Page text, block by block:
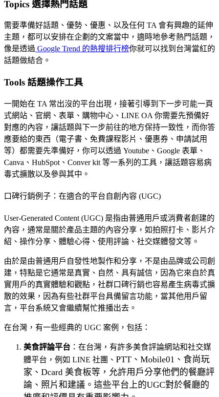
Topics 選擇熱門話題
需要準備好話題、優勢、優惠、以及任何 TA 會有興趣的延伸
主題，都可以安排在企劃的文案當中，適時地參考熱門話題，
像是透過 Google Trend 的熱搜排行榜你就可以找到台灣當紅的
話題做結合。
Tools 話題操作工具
一開始在 TA 常出沒的平台出現，接著引導到下一步可能一頁
式網站、官網、表單、購物中心、LINE OA 你需要先預備好
對應的內容，讓話題與下一步前往的地方保持一致性，而你答
應要給的東西（電子書、免費課程影片、優惠券、申請試用
等）都需要先準備好，你可以透過 Youtube、Google 表單、
Canva、HubSpot、Conver kit 等一系列的工具，讓話題容易病
毒式擴散以及參與其中。
口碑行銷例子：在適合的平台自創內容 (UGC)
User-Generated Content (UGC) 是指由普通用戶或消費者創建的
內容，通常是關於產品主題的內容分享，如拍照打卡、影片介
紹、操作分享、體驗心得、使用評論、社交媒體發文等。
由於是由普通用戶自發性地製作和分享，不是由品牌或公司創
建，特點是它通常是真實、自然、具有誠信，因為它來自於真
實用戶的真實體驗和觀點， 社群口碑行銷也容易產生病毒式擴
散的效果，因為有些社群平台具備留言功能，當其他用戶留
言，平台系統又會繼續幫忙推播出去 。
在台灣，有一些經典的 UGC 案例，包括：
美食評論平台 ：在台灣，有許多美食評論網站和社交媒
體平台，例如 LINE 社團、 PTT、Mobile01、食尚玩
家、Dcard 美食板等，允許用戶分享他們的餐廳評
論、照片和建議。這些平台上的UGC對於餐廳的